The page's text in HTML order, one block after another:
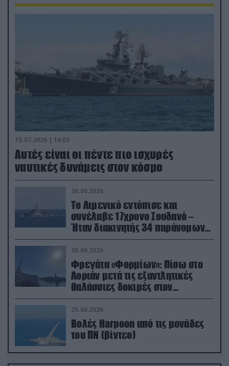
15.07.2026 | 16:03
Aυτές είναι οι πέντε πιο ισχυρές
ναυτικές δυνάμεις στον κόσμο
30.06.2026
Το Λιμενικό εντόπισε και
συνέλαβε 17χρονο Σουδανό –
Ήταν διακινητής 34 παράνομων
μεταναστών
30.06.2026
Φρεγάτα «Φορμίων»: Πίσω στο
Λοριάν μετά τις εξαντλητικές
θαλάσσιες δοκιμές στον
απαιτητικό Βισκαϊκό
25.06.2026
Βολές Harpoon από τις μονάδες
του ΠΝ (βίντεο)